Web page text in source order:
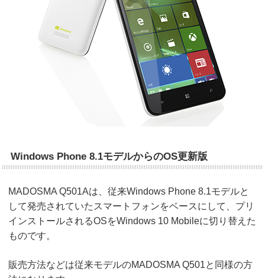
Windows Phone 8.1モデルからのOS更新版
MADOSMA Q501Aは、従来Windows Phone 8.1モデルと
して発売されていたスマートフォンをベースにして、プリ
インストールされるOSをWindows 10 Mobileに切り替えた
ものです。
販売方法などは従来モデルのMADOSMA Q501と同様の方